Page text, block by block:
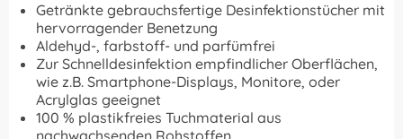
Getränkte gebrauchsfertige Desinfektionstücher mit
hervorragender Benetzung
Aldehyd-, farbstoff- und parfümfrei
Zur Schnelldesinfektion empfindlicher Oberflächen,
wie z.B. Smartphone-Displays, Monitore, oder
Acrylglas geeignet
100 % plastikfreies Tuchmaterial aus
nachwachsenden Rohstoffen